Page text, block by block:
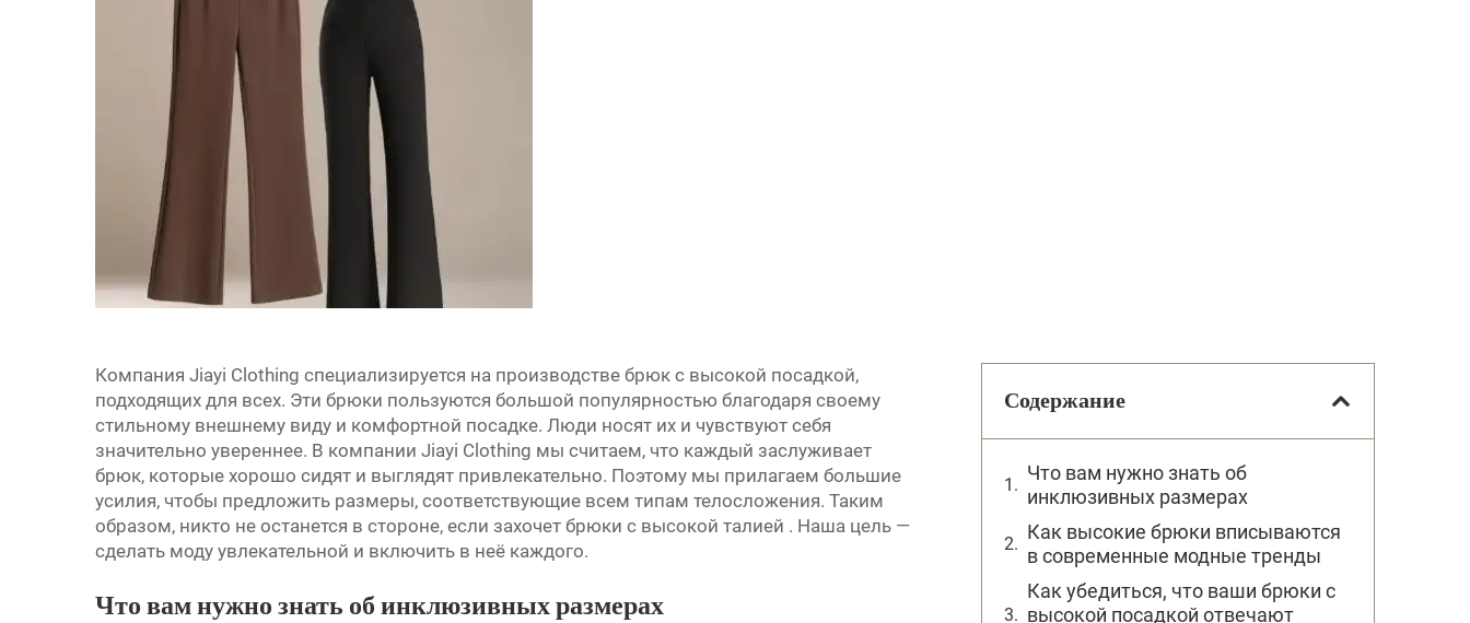
Компания Jiayi Clothing специализируется на производстве брюк с высокой посадкой,
подходящих для всех. Эти брюки пользуются большой популярностью благодаря своему
стильному внешнему виду и комфортной посадке. Люди носят их и чувствуют себя
значительно увереннее. В компании Jiayi Clothing мы считаем, что каждый заслуживает
брюк, которые хорошо сидят и выглядят привлекательно. Поэтому мы прилагаем большие
усилия, чтобы предложить размеры, соответствующие всем типам телосложения. Таким
образом, никто не останется в стороне, если захочет брюки с высокой талией . Наша цель —
сделать моду увлекательной и включить в неё каждого.
Что вам нужно знать об инклюзивных размерах
Содержание
Что вам нужно знать об
инклюзивных размерах
Как высокие брюки вписываются
в современные модные тренды
Как убедиться, что ваши брюки с
высокой посадкой отвечают